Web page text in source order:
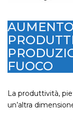
FUOCO
La produttività,
un’altra